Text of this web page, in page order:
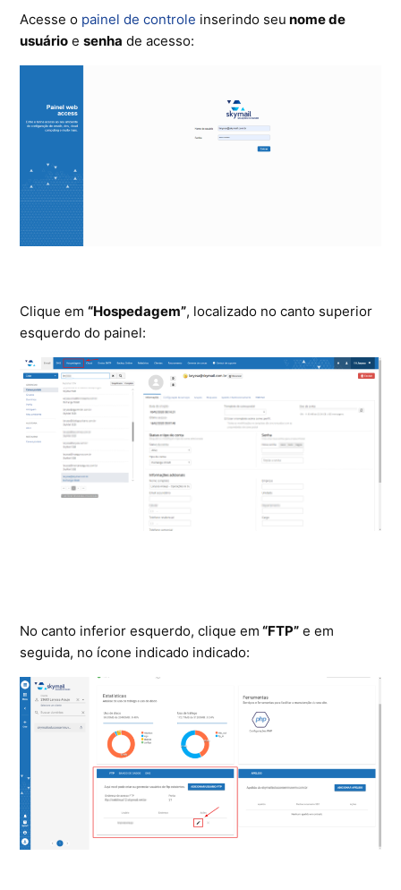
Painel De Controle
Backup
Citrix XenServer Agent
Microsoft 365
Ferramentas
Skymail Talk
Interno - Cloud Interno
Interno - CloudStack
Interno - Procedimentos Internos
Interno - Skybox
Acesse o painel de controle inserindo seu nome de
usuário esenha de acesso:
Clique em“Hospedagem”, localizado no canto superior
esquerdo do painel:
No canto inferior esquerdo, clique em “FTP” e em
seguida, no ícone indicado indicado: